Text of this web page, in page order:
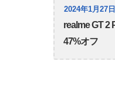
2024年1月27日
realme GT 2
47%オフ